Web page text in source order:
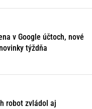
v Google účtoch, nové
týždňa
robot zvládol aj